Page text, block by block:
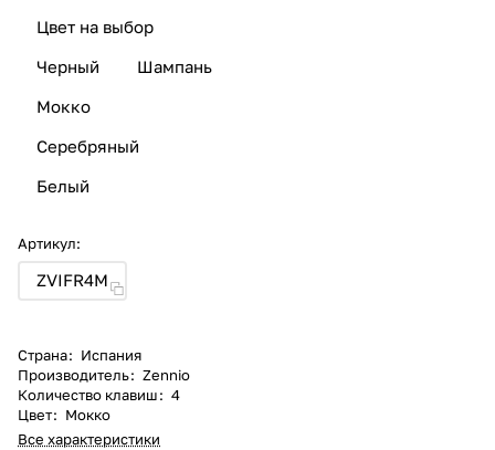
Мокко
Цвет на выбор
Черный
Серебряный
Белый
Шампань
Артикул:
ZVIFR4M
Страна: Испания
Производитель: Zennio
Количество клавиш: 4
Цвет: Мокко
Все характеристики